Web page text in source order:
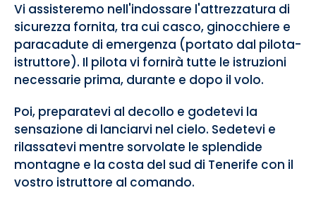
Vi assisteremo nell'indossare l'attrezzatura di
sicurezza fornita, tra cui casco, ginocchiere e
paracadute di emergenza (portato dal pilota-
istruttore). Il pilota vi fornirà tutte le istruzioni
necessarie prima, durante e dopo il volo.
Poi, preparatevi al decollo e godetevi la
sensazione di lanciarvi nel cielo. Sedetevi e
rilassatevi mentre sorvolate le splendide
montagne e la costa del sud di Tenerife con il
vostro istruttore al comando.